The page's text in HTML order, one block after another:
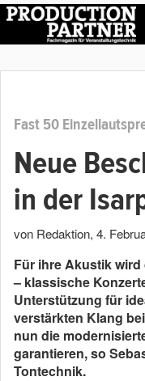
Fast 50
Neue
in der
von Redaktion, 4.
Für ihre Akustik
– klassische
Unterstützung für
verstärkten Klang
nun die
garantieren, so
Tontechnik.